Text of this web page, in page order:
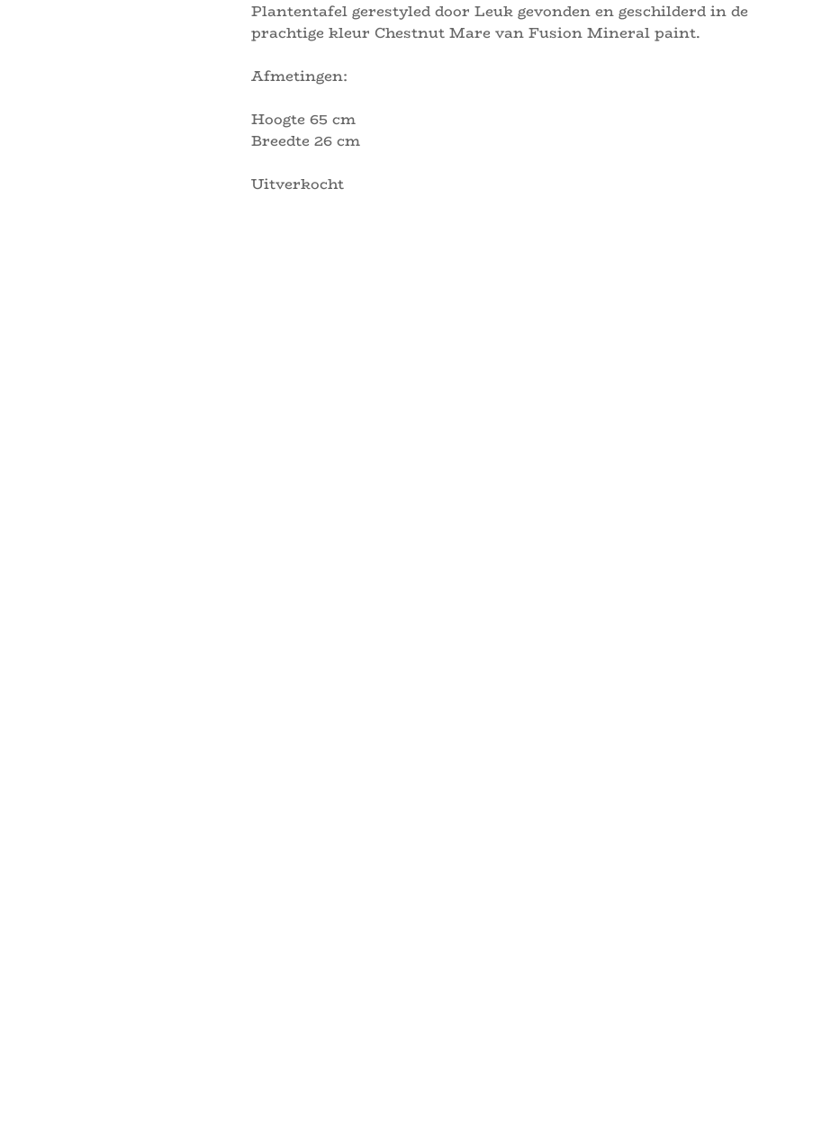
Plantentafel gerestyled door Leuk gevonden en geschilderd in de
prachtige kleur Chestnut Mare van Fusion Mineral paint.
Afmetingen:
Hoogte 65 cm
Breedte 26 cm
Uitverkocht